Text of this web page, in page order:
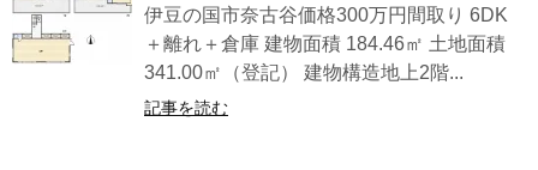
伊豆の国市奈古谷価格300万円間取り 6DK
＋離れ＋倉庫 建物面積 184.46㎡ 土地面積
341.00㎡（登記） 建物構造地上2階...
記事を読む